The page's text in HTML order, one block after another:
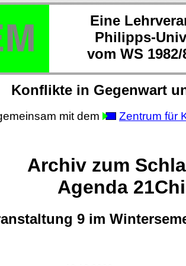
Eine
Philipps-
vom WS
Konflikte in Gegenwart
mit dem Zentrum für
Archiv zum
Agenda
9 im